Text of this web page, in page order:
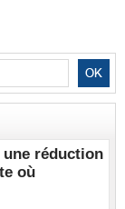
une réduction
où